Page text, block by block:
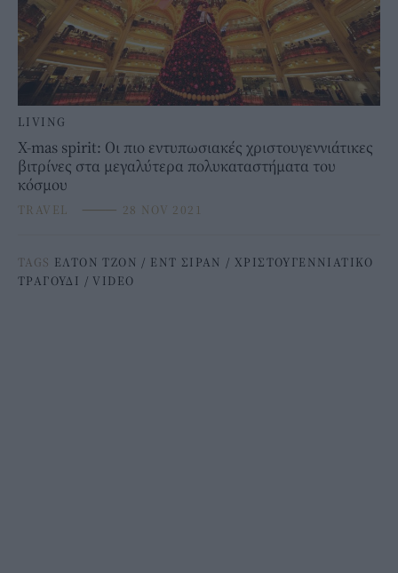
LIVING
X-mas spirit: Οι πιο εντυπωσιακές χριστουγεννιάτικες
βιτρίνες στα μεγαλύτερα πολυκαταστήματα του
κόσμου
TRAVEL ⸻ 28 NOV 2021
TAGS ΕΛΤΟΝ ΤΖΟΝ / ΕΝΤ ΣΙΡΑΝ / ΧΡΙΣΤΟΥΓΕΝΝΙΑΤΙΚΟ
ΤΡΑΓΟΥΔΙ / VIDEO